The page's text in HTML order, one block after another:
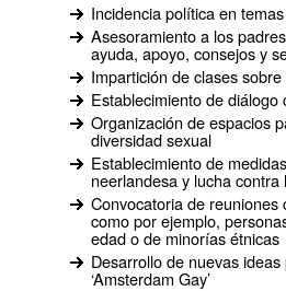
Incidencia política en
Asesoramiento a los
ayuda, apoyo, consejos y
Impartición de clases
Establecimiento de
Organización de espacios
diversidad sexual
Establecimiento de
neerlandesa y lucha
Convocatoria de
como por ejemplo,
edad o de minorías étnicas
Desarrollo de nuevas
‘Amsterdam Gay’